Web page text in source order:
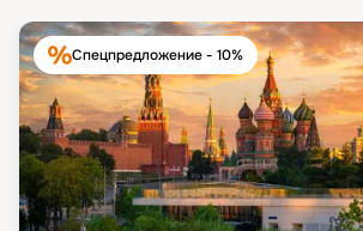
Спецпредложение - 10%